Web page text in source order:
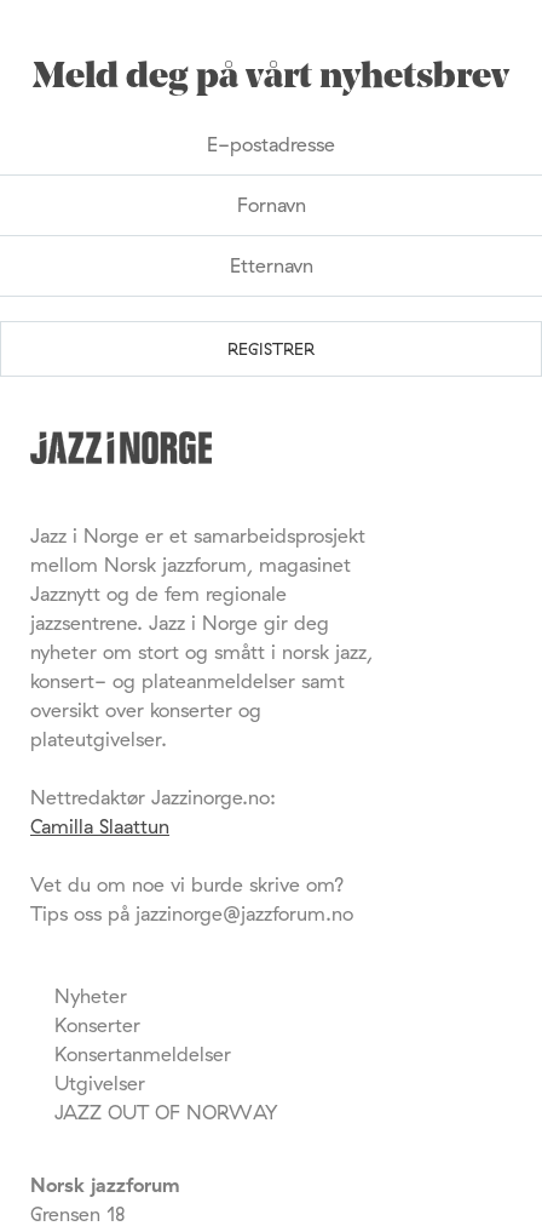
Meld deg på vårt nyhetsbrev
Jazz i Norge er et samarbeidsprosjekt
mellom Norsk jazzforum, magasinet
Jazznytt og de fem regionale
jazzsentrene. Jazz i Norge gir deg
nyheter om stort og smått i norsk jazz,
konsert- og plateanmeldelser samt
oversikt over konserter og
plateutgivelser.
Nettredaktør Jazzinorge.no:
Camilla Slaattun
Vet du om noe vi burde skrive om?
Tips oss på jazzinorge@jazzforum.no
Nyheter
Konserter
Konsertanmeldelser
Utgivelser
JAZZ OUT OF NORWAY
Norsk jazzforum
Grensen 18